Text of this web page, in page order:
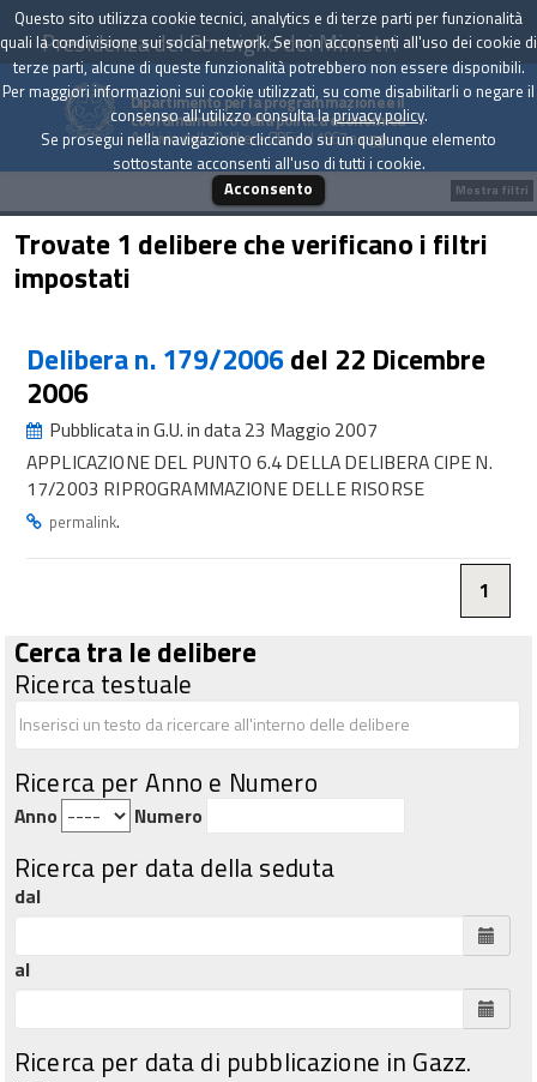
Presidenza del Consiglio dei Ministri
Dipartimento per la programmazione e il
coordinamento della politica economica
Archivio delle Delibere CIPE dal 1967 a oggi
Trovate 1 delibere che verificano i filtri
impostati
Delibera n. 179/2006del 22 Dicembre
2006
Pubblicata in G.U. in data 23 Maggio 2007
APPLICAZIONE DEL PUNTO 6.4 DELLA DELIBERA CIPE N.
17/2003 RIPROGRAMMAZIONE DELLE RISORSE
permalink.
1
Cerca tra le delibere
Ricerca testuale
Ricerca per Anno e Numero
Anno Numero
Ricerca per data della seduta
dal
al
Ricerca per data di pubblicazione in Gazz.
Mostra filtri
Questo sito utilizza cookie tecnici, analytics e di terze parti per funzionalità
quali la condivisione sui social network. Se non acconsenti all'uso dei cookie di
terze parti, alcune di queste funzionalità potrebbero non essere disponibili.
Per maggiori informazioni sui cookie utilizzati, su come disabilitarli o negare il
consenso all'utilizzo consulta laprivacy policy.
Se prosegui nella navigazione cliccando su un qualunque elemento
sottostante acconsenti all'uso di tutti i cookie.
Acconsento